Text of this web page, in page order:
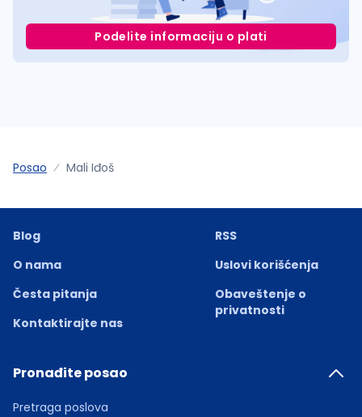
Podelite informaciju o plati
Posao Mali Iđoš
Blog
O nama
Česta pitanja
Kontaktirajte nas
RSS
Uslovi korišćenja
Obaveštenje o
privatnosti
Pronađite posao
Pretraga poslova